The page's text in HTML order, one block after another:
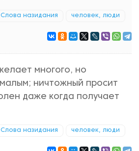
Слова назидания человек, люди
многого, но
малым; ничтожный просит
даже когда получает
Слова назидания человек, люди